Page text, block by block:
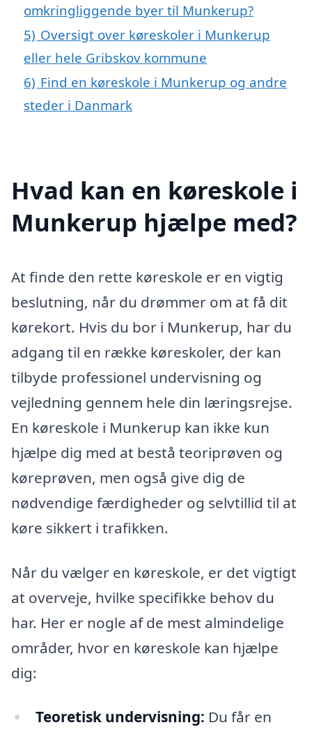
omkringliggende byer til Munkerup?
5) Oversigt over køreskoler i Munkerup
eller hele Gribskov kommune
6) Find en køreskole i Munkerup og andre
steder i Danmark
Hvad kan en køreskole i
Munkerup hjælpe med?
At finde den rette køreskole er en vigtig
beslutning, når du drømmer om at få dit
kørekort. Hvis du bor i Munkerup, har du
adgang til en række køreskoler, der kan
tilbyde professionel undervisning og
vejledning gennem hele din læringsrejse.
En køreskole i Munkerup kan ikke kun
hjælpe dig med at bestå teoriprøven og
køreprøven, men også give dig de
nødvendige færdigheder og selvtillid til at
køre sikkert i trafikken.
Når du vælger en køreskole, er det vigtigt
at overveje, hvilke specifikke behov du
har. Her er nogle af de mest almindelige
områder, hvor en køreskole kan hjælpe
dig:
Teoretisk undervisning: Du får en